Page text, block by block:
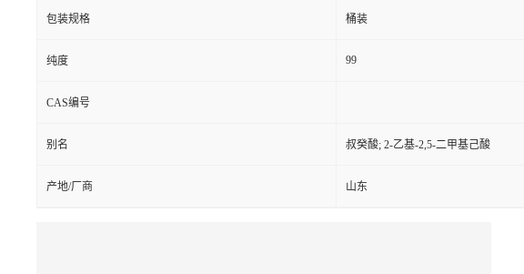
包装规格 桶装
纯度 99
CAS编号
别名 叔癸酸; 2-乙基-2,5-二甲基己酸
产地/厂商 山东